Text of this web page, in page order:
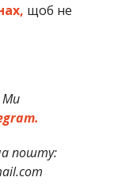
щоб не
Ми
пошту: